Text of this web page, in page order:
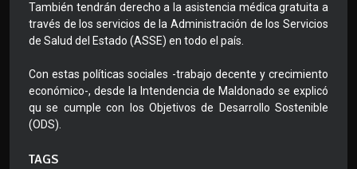
También tendrán derecho a la asistencia médica gratuita a
través de los servicios de la Administración de los Servicios
de Salud del Estado (ASSE) en todo el país.
Con estas políticas sociales -trabajo decente y crecimiento
económico-, desde la Intendencia de Maldonado se explicó
qu se cumple con los Objetivos de Desarrollo Sostenible
(ODS).
TAGS